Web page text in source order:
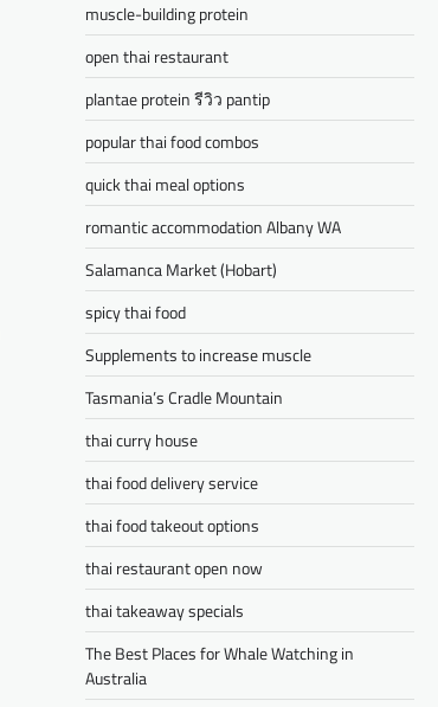
muscle-building protein
open thai restaurant
plantae protein รีวิว pantip
popular thai food combos
quick thai meal options
romantic accommodation Albany WA
Salamanca Market (Hobart)
spicy thai food
Supplements to increase muscle
Tasmania’s Cradle Mountain
thai curry house
thai food delivery service
thai food takeout options
thai restaurant open now
thai takeaway specials
The Best Places for Whale Watching in
Australia